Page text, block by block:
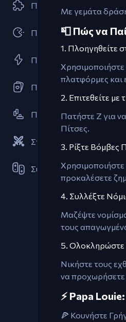
Παζλ
Παιχνίδια Arcades
Παιχνίδια Flash
Παιχνίδια Καρτών
Πλατφόρμα
Στρατηγικές
Συνεργατικό
Με γεμάτα δράση
📮 Πώς να
1. Πλοηγηθείτε
Χρησιμοποιήστε
πλατφόρμες και
2. Επιτεθείτε
Πατήστε Z για
Πίτσες.
3. Ρίξτε Βόμβες
Χρησιμοποιήστε
προκαλέσετε
4. Συλλέξτε
Μαζέψτε
τους
5. Ολοκληρώστε
Νικήστε τους
να
⚡ Papa
🍕 Κουνήστε